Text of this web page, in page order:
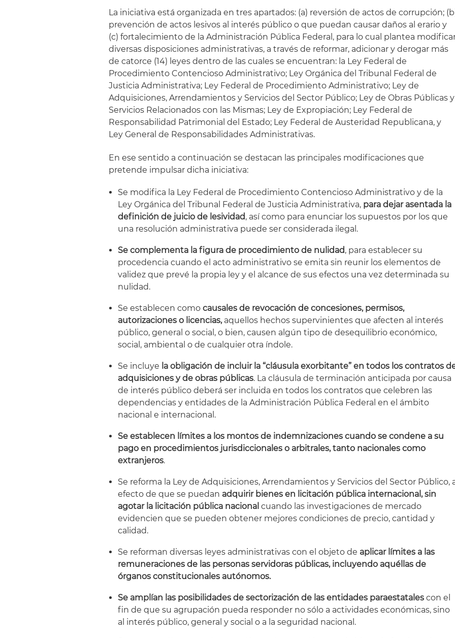
La iniciativa está organizada en tres apartados: (a) reversión de actos de corrupción;
prevención de actos lesivos al interés público o que puedan causar daños al erario y
(c) fortalecimiento de la Administración Pública Federal, para lo cual plantea
diversas disposiciones administrativas, a través de reformar, adicionar y derogar más
de catorce (14) leyes dentro de las cuales se encuentran: la Ley Federal de
Procedimiento Contencioso Administrativo; Ley Orgánica del Tribunal Federal de
Justicia Administrativa; Ley Federal de Procedimiento Administrativo; Ley de
Adquisiciones, Arrendamientos y Servicios del Sector Público; Ley de Obras Públicas y
Servicios Relacionados con las Mismas; Ley de Expropiación; Ley Federal de
Responsabilidad Patrimonial del Estado; Ley Federal de Austeridad Republicana, y
Ley General de Responsabilidades Administrativas.
En ese sentido a continuación se destacan las principales modificaciones que
pretende impulsar dicha iniciativa:
Se modifica la Ley Federal de Procedimiento Contencioso Administrativo y de la
Ley Orgánica del Tribunal Federal de Justicia Administrativa, para dejar asentada la
definición de juicio de lesividad, así como para enunciar los supuestos por los que
una resolución administrativa puede ser considerada ilegal.
Se complementa la figura de procedimiento de nulidad, para establecer su
procedencia cuando el acto administrativo se emita sin reunir los elementos de
validez que prevé la propia ley y el alcance de sus efectos una vez determinada su
nulidad.
Se establecen comocausales de revocación de concesiones, permisos,
autorizaciones o licencias,aquellos hechos supervinientes que afecten al interés
público, general o social, o bien, causen algún tipo de desequilibrio económico,
social, ambiental o de cualquier otra índole.
Se incluye la obligación de incluir la “cláusula exorbitante” en todos los contratos
adquisiciones y de obras públicas. La cláusula de terminación anticipada por causa
de interés público deberá ser incluida en todos los contratos que celebren las
dependencias y entidades de la Administración Pública Federal en el ámbito
nacional e internacional.
Se establecen límites a los montos de indemnizaciones cuando se condene a su
pago en procedimientos jurisdiccionales o arbitrales, tanto nacionales como
extranjeros.
Se reforma la Ley de Adquisiciones, Arrendamientos y Servicios del Sector Público,
efecto de que se puedan adquirir bienes en licitación pública internacional, sin
agotar la licitación pública nacional cuando las investigaciones de mercado
evidencien que se pueden obtener mejores condiciones de precio, cantidad y
calidad.
Se reforman diversas leyes administrativas con el objeto de aplicar límites a las
remuneraciones de las personas servidoras públicas, incluyendo aquéllas de
órganos constitucionales autónomos.
Se amplían las posibilidades de sectorización de las entidades paraestatales con el
fin de que su agrupación pueda responder no sólo a actividades económicas, sino
al interés público, general y social o a la seguridad nacional.